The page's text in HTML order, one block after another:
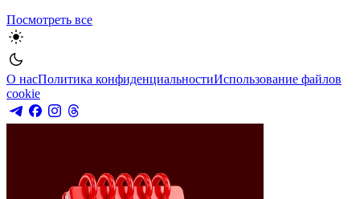
Посмотреть все
О насПолитика конфиденциальностиИспользование файлов
cookie